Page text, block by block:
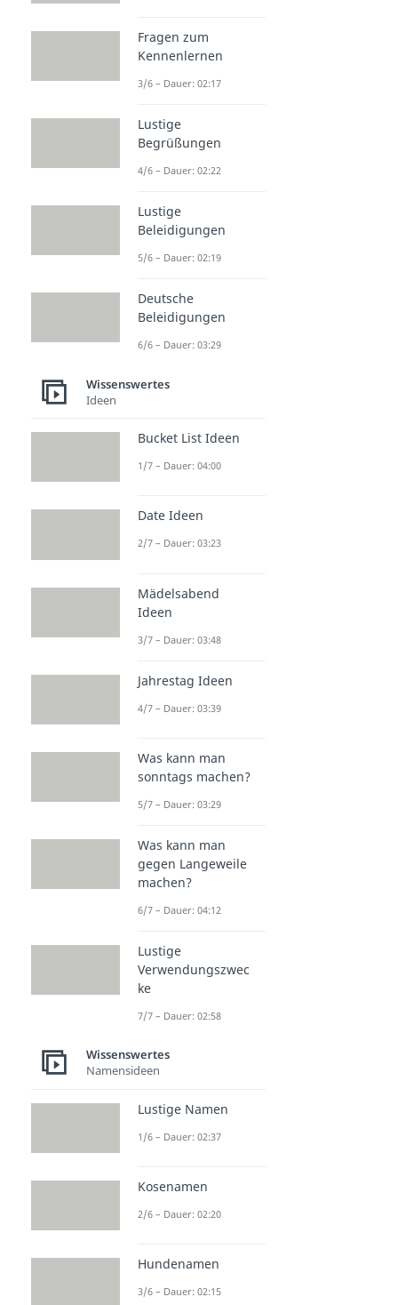
Fragen zum
Kennenlernen
3/6 – Dauer: 02:17
Lustige
Begrüßungen
4/6 – Dauer: 02:22
Lustige
Beleidigungen
5/6 – Dauer: 02:19
Deutsche
Beleidigungen
6/6 – Dauer: 03:29
Wissenswertes
Ideen
Bucket List Ideen
1/7 – Dauer: 04:00
Date Ideen
2/7 – Dauer: 03:23
Mädelsabend
Ideen
3/7 – Dauer: 03:48
Jahrestag Ideen
4/7 – Dauer: 03:39
Was kann man
sonntags machen?
5/7 – Dauer: 03:29
Was kann man
gegen Langeweile
machen?
6/7 – Dauer: 04:12
Lustige
Verwendungszwec
ke
7/7 – Dauer: 02:58
Wissenswertes
Namensideen
Lustige Namen
1/6 – Dauer: 02:37
Kosenamen
2/6 – Dauer: 02:20
Hundenamen
3/6 – Dauer: 02:15